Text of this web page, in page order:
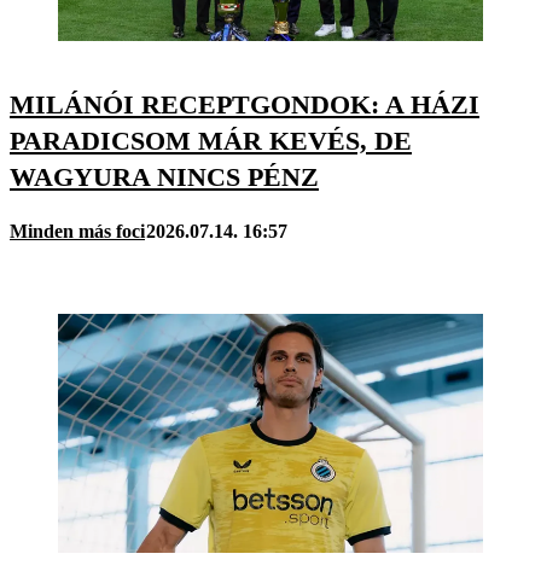
MILÁNÓI RECEPTGONDOK: A HÁZI
PARADICSOM MÁR KEVÉS, DE
WAGYURA NINCS PÉNZ
Minden más foci2026.07.14. 16:57